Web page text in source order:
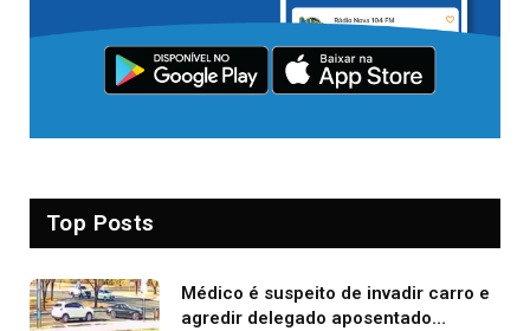
Top Posts
Médico é suspeito de invadir carro e
agredir delegado aposentado